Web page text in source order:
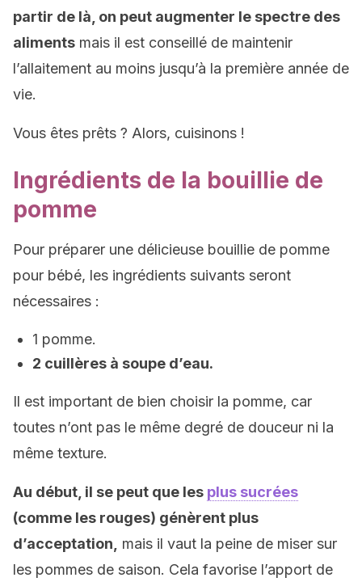
partir de là, on peut augmenter le spectre des
aliments mais il est conseillé de maintenir
l’allaitement au moins jusqu’à la première année de
vie.
Vous êtes prêts ? Alors, cuisinons !
Ingrédients de la bouillie de
pomme
Pour préparer une délicieuse bouillie de pomme
pour bébé, les ingrédients suivants seront
nécessaires :
1 pomme.
2 cuillères à soupe d’eau.
Il est important de bien choisir la pomme, car
toutes n’ont pas le même degré de douceur ni la
même texture.
Au début, il se peut que les plus sucrées
(comme les rouges) génèrent plus
d’acceptation,
mais il vaut la peine de miser sur
les pommes de saison. Cela favorise l’apport de